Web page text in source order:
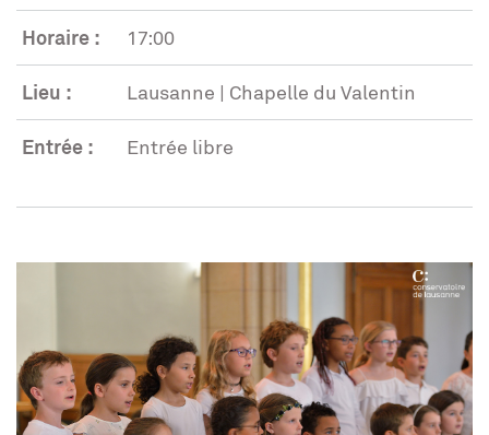
Horaire : 17:00
Lieu : Lausanne | Chapelle du Valentin
Entrée : Entrée libre